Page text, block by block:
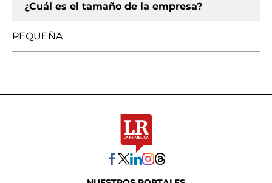
¿Cuál es el tamaño de la empresa?
PEQUEÑA